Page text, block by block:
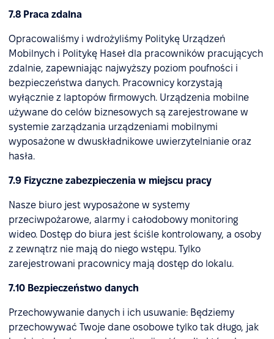
7.8 Praca zdalna
Opracowaliśmy i wdrożyliśmy Politykę Urządzeń
Mobilnych i Politykę Haseł dla pracowników pracujących
zdalnie, zapewniając najwyższy poziom poufności i
bezpieczeństwa danych. Pracownicy korzystają
wyłącznie z laptopów firmowych. Urządzenia mobilne
używane do celów biznesowych są zarejestrowane w
systemie zarządzania urządzeniami mobilnymi
wyposażone w dwuskładnikowe uwierzytelnianie oraz
hasła.
7.9 Fizyczne zabezpieczenia w miejscu pracy
Nasze biuro jest wyposażone w systemy
przeciwpożarowe, alarmy i całodobowy monitoring
wideo. Dostęp do biura jest ściśle kontrolowany, a osoby
z zewnątrz nie mają do niego wstępu. Tylko
zarejestrowani pracownicy mają dostęp do lokalu.
7.10 Bezpieczeństwo danych
Przechowywanie danych i ich usuwanie: Będziemy
przechowywać Twoje dane osobowe tylko tak długo, jak